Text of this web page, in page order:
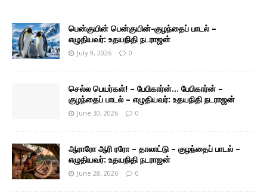
பென்குயின் பென்குயின்-குழந்தைப் பாடல் –
எழுதியவர்: உதயநிதி நடராஜன்
July 9, 2026 0
செல்ல பெயர்கள்! – பேபிகார்ன்… பேபிகார்ன் –
குழந்தைப் பாடல் – எழுதியவர்: உதயநிதி நடராஜன்
June 30, 2026 0
ஆராரோ ஆரி ரரோ – தாலாட்டு – குழந்தைப் பாடல் –
எழுதியவர்: உதயநிதி நடராஜன்
June 28, 2026 0